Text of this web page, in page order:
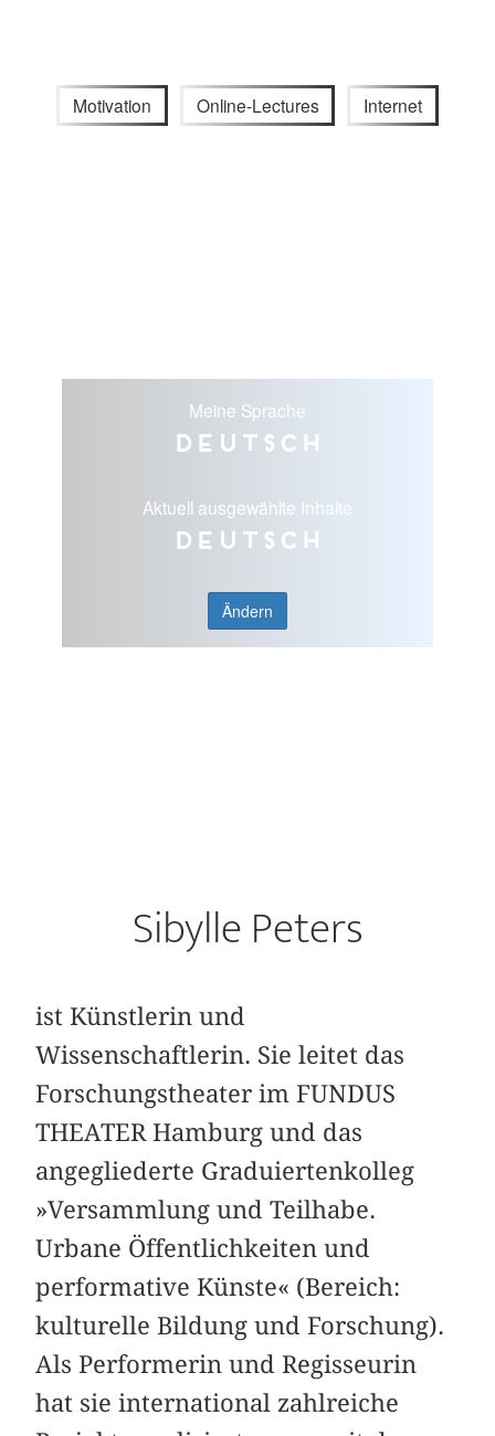
Motivation Online-Lectures Internet
Meine Sprache
Deutsch
Aktuell ausgewählte Inhalte
Deutsch
Ändern
Sibylle Peters
ist Künstlerin und
Wissenschaftlerin. Sie leitet das
Forschungstheater im FUNDUS
THEATER Hamburg und das
angegliederte Graduiertenkolleg
»Versammlung und Teilhabe.
Urbane Öffentlichkeiten und
performative Künste« (Bereich:
kulturelle Bildung und Forschung).
Als Performerin und Regisseurin
hat sie international zahlreiche